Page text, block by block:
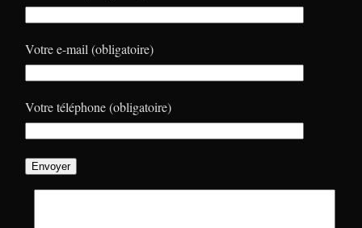
Votre e-mail (obligatoire)
Votre téléphone (obligatoire)